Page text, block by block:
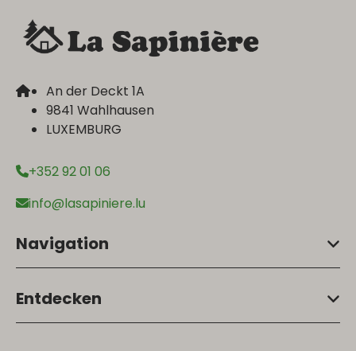
An der Deckt 1A
9841 Wahlhausen
LUXEMBURG
+352 92 01 06
info@lasapiniere.lu
Navigation
Entdecken